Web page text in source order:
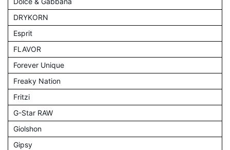
DRYKORN
Esprit
FLAVOR
Forever Unique
Freaky Nation
Fritzi
G-Star RAW
Giolshon
Gipsy